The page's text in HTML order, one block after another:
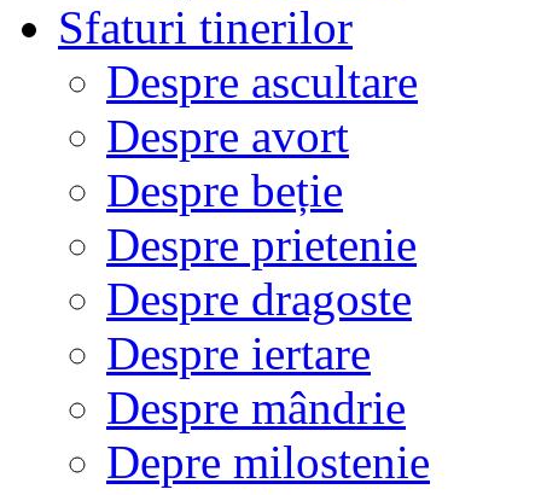
Sfaturi tinerilor
Despre ascultare
Despre avort
Despre beție
Despre prietenie
Despre dragoste
Despre iertare
Despre mândrie
Depre milostenie